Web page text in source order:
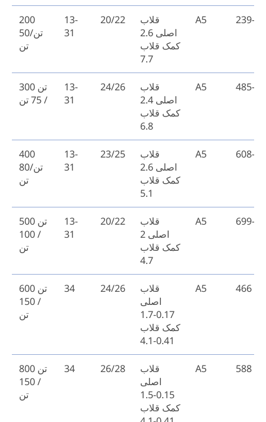
200
تن/50
تن
13-
31
20/22
قلاب
اصلی 2.6
کمک قلاب
7.7
A5 239-
300 تن
/ 75 تن
13-
31
24/26
قلاب
اصلی 2.4
کمک قلاب
6.8
A5 485-
400
تن/80
تن
13-
31
23/25
قلاب
اصلی 2.6
کمک قلاب
5.1
A5 608-
500 تن
/ 100
تن
13-
31
20/22
قلاب
اصلی 2
کمک قلاب
4.7
A5 699-
600 تن
/ 150
تن
34 24/26
قلاب
اصلی
0.17-1.7
کمک قلاب
0.41-4.1
A5 466
800 تن
/ 150
تن
34 26/28
قلاب
اصلی
0.15-1.5
کمک قلاب
A5 588